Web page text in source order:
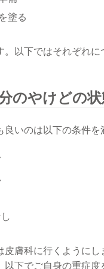
塗る
。以下ではそれぞれに
のやけどの状
良いのは以下の条件を
皮膚科に行くように
以下でご自身の重症度